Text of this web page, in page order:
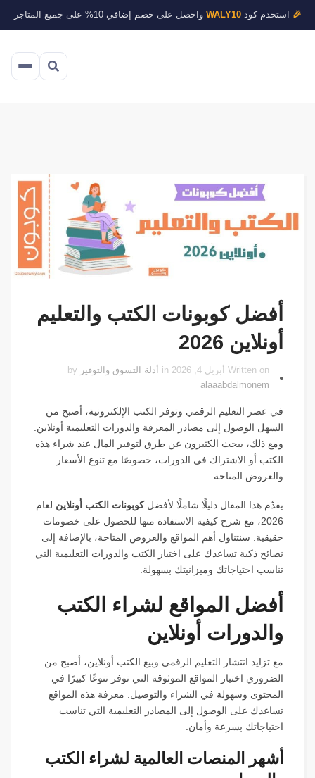
🎉 استخدم كودWALY10 واحصل على خصم إضافي 10% على جميع المتاجر
أفضل كوبونات الكتب والتعليم
أونلاين 2026
Written on أبريل 4, 2026 in أدلة التسوق والتوفير
alaaabdalmonem
في عصر التعليم الرقمي وتوفر الكتب الإلكترونية، أصبح من
السهل الوصول إلى مصادر المعرفة والدورات التعليمية أونلاين.
ومع ذلك، يبحث الكثيرون عن طرق لتوفير المال عند شراء هذه
الكتب أو الاشتراك في الدورات، خصوصًا مع تنوع الأسعار
والعروض المتاحة.
يقدّم هذا المقال دليلًا شاملًا لأفضلكوبونات الكتب أونلاين لعام
2026، مع شرح كيفية الاستفادة منها للحصول على خصومات
حقيقية. سنتناول أهم المواقع والعروض المتاحة، بالإضافة إلى
نصائح ذكية تساعدك على اختيار الكتب والدورات التعليمية التي
تناسب احتياجاتك وميزانيتك بسهولة.
أفضل المواقع لشراء الكتب
والدورات أونلاين
مع تزايد انتشار التعليم الرقمي وبيع الكتب أونلاين، أصبح من
الضروري اختيار المواقع الموثوقة التي توفر تنوعًا كبيرًا في
المحتوى وسهولة في الشراء والتوصيل. معرفة هذه المواقع
تساعدك على الوصول إلى المصادر التعليمية التي تناسب
احتياجاتك بسرعة وأمان.
أشهر المنصات العالمية لشراء الكتب